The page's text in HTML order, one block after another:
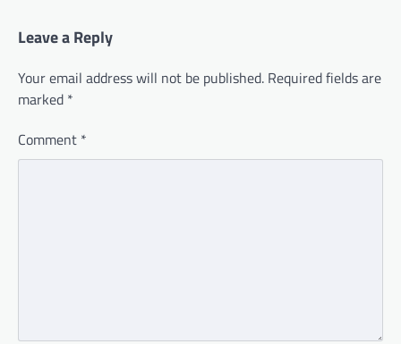
Leave a Reply
Your email address will not be published. Required fields are
marked *
Comment *